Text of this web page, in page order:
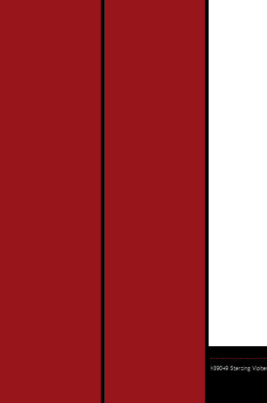
I-39049 Sterzing